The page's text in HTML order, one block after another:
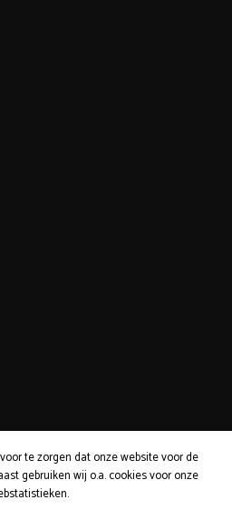
te zorgen dat onze website voor de
gebruiken wij o.a. cookies voor onze